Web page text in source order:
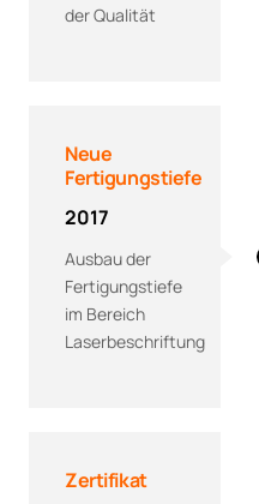
der Qualität
Neue
Fertigungstiefe
2017
Ausbau der
Fertigungstiefe
im Bereich
Laserbeschriftung
Zertifikat